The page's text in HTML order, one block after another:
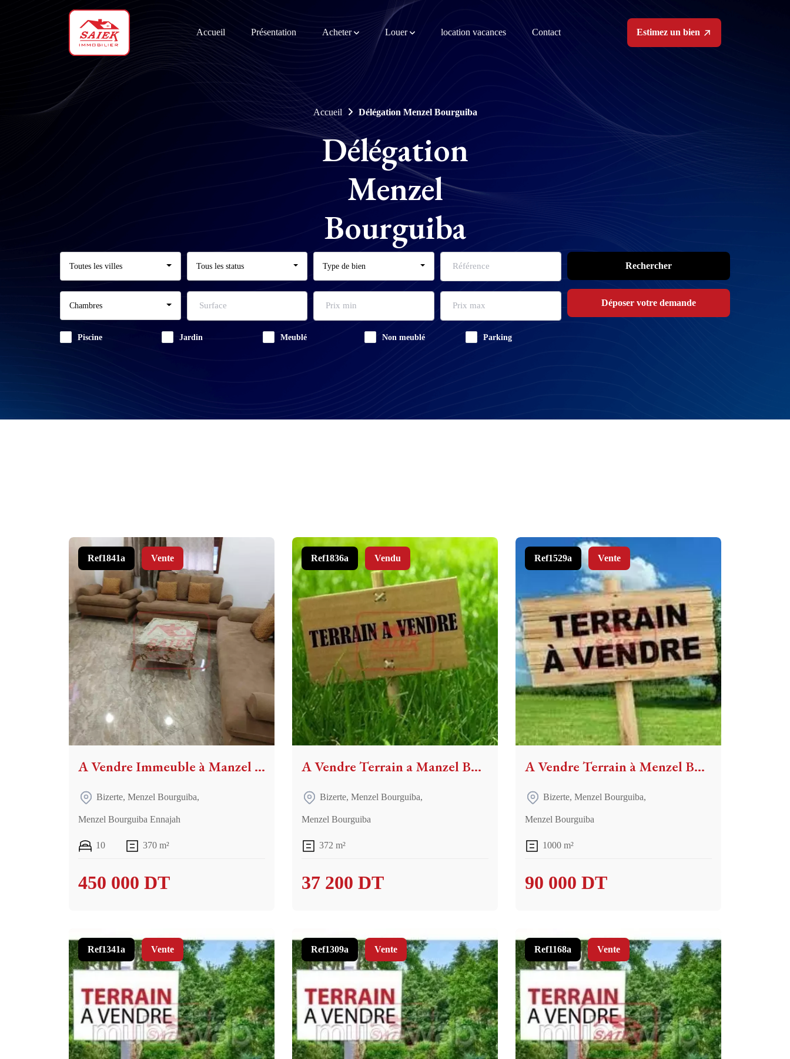
Accueil Présentation Acheter Louer location vacances Contact Estimez un bien
Accueil Délégation Menzel Bourguiba
Délégation
Menzel
Bourguiba
Toutes les villes Tous les status Type de bien
Chambres
Piscine Jardin Meublé Non meublé Parking
Rechercher
Déposer votre demande
Ref1841a Vente
A Vendre Immeuble à Manzel Bourguiba
Bizerte, Menzel Bourguiba,
Menzel Bourguiba Ennajah
10 370 m²
450 000 DT
Ref1836a Vendu
A Vendre Terrain a Manzel Bourguiba
Bizerte, Menzel Bourguiba,
Menzel Bourguiba
372 m²
37 200 DT
Ref1529a Vente
A Vendre Terrain à Menzel Bourguiba Bizerte
Bizerte, Menzel Bourguiba,
Menzel Bourguiba
1000 m²
90 000 DT
Ref1341a Vente Ref1309a Vente Ref1168a Vente